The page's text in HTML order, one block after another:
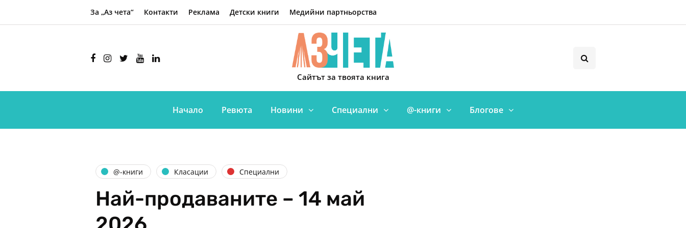
За „Аз чета“ Контакти Реклама Детски книги Медийни партньорства
Сайтът за твоята книга
Начало Ревюта Новини Специални @-книги Блогове
@-книги Класации Специални
Най-продаваните – 14 май